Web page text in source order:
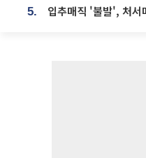
5. 입추매직 '불발', 처서